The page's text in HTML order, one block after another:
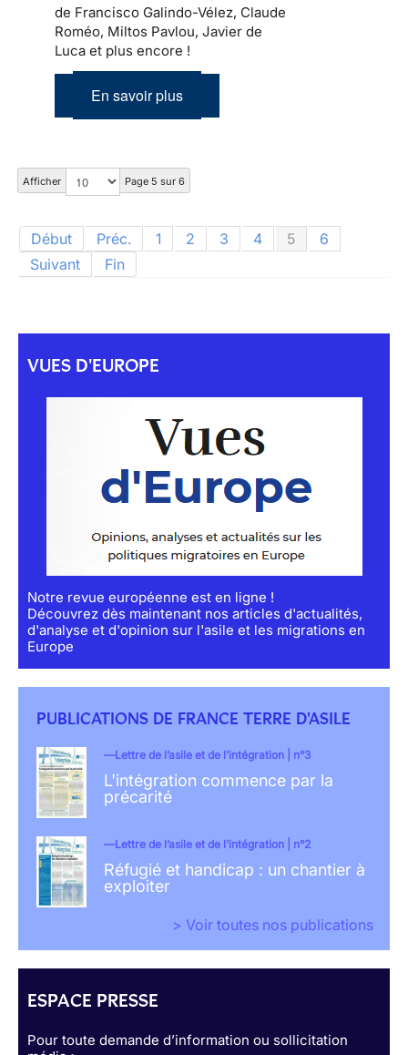
de Francisco Galindo-Vélez, Claude
Roméo, Miltos Pavlou, Javier de
Luca et plus encore !
En savoir plus
Afficher Page 5 sur 6
Début Préc. 1 2 3 4 5
6
Suivant
Fin
VUES D'EUROPE
Notre revue européenne est en ligne !
Découvrez dès maintenant nos articles d'actualités,
d'analyse et d'opinion sur l'asile et les migrations en
Europe
PUBLICATIONS DE FRANCE TERRE D'ASILE
Lettre de l’asile et de l’intégration | n°3
L'intégration commence par la
précarité
Lettre de l’asile et de l’intégration | n°2
Réfugié et handicap : un chantier à
exploiter
> Voir toutes nos publications
ESPACE PRESSE
Pour toute demande d’information ou sollicitation